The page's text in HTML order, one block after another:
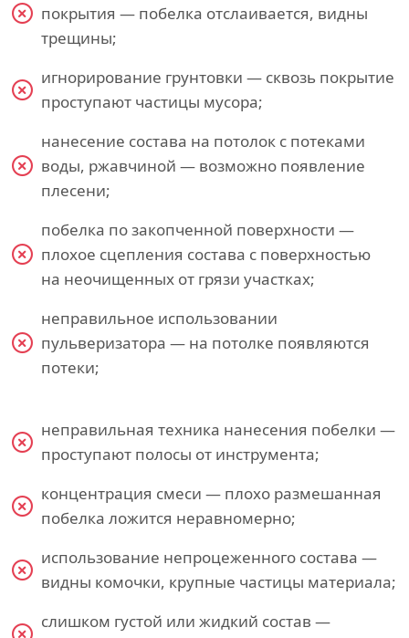
покрытия — побелка отслаивается, видны
трещины;
игнорирование грунтовки — сквозь покрытие
проступают частицы мусора;
нанесение состава на потолок с потеками
воды, ржавчиной — возможно появление
плесени;
побелка по закопченной поверхности —
плохое сцепления состава с поверхностью
на неочищенных от грязи участках;
неправильное использовании
пульверизатора — на потолке появляются
потеки;
неправильная техника нанесения побелки —
проступают полосы от инструмента;
концентрация смеси — плохо размешанная
побелка ложится неравномерно;
использование непроцеженного состава —
видны комочки, крупные частицы материала;
слишком густой или жидкий состав —